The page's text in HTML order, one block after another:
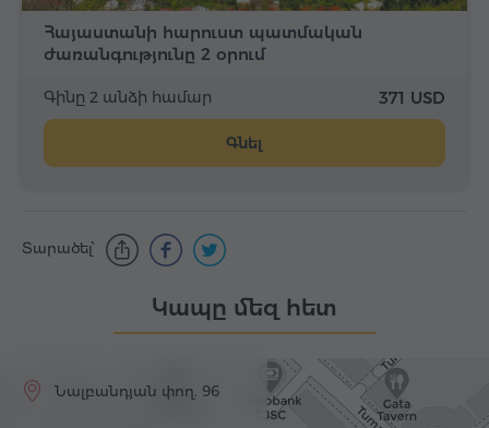
Հայաստանի հարուստ պատմական
ժառանգությունը 2 օրում
Գինը 2 անձի համար 371 USD
Գնել
Տարածել՝
Կապը մեզ հետ
Նալբանդյան փող. 96